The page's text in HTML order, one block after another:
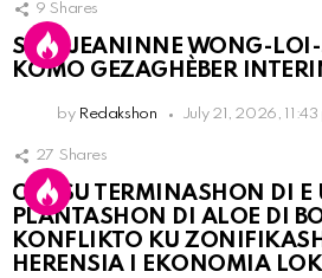
9 Shares
SRA. JEANINNE WONG-
KOMO GEZAGHÈBER
by Redakshon July 21, 2026, 11:43
27 Shares
OLB SU TERMINASHON DI E
PLANTASHON DI ALOE DI
KONFLIKTO KU
HERENSIA I EKONOMIA